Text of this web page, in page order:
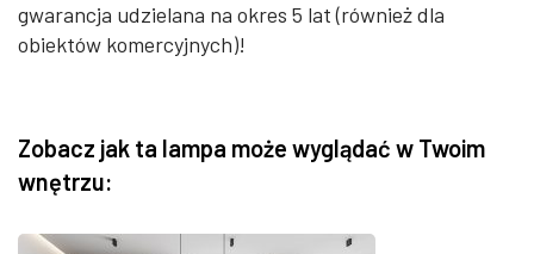
gwarancja udzielana na okres 5 lat (również dla
obiektów komercyjnych)!
Zobacz jak ta lampa może wyglądać w Twoim
wnętrzu: